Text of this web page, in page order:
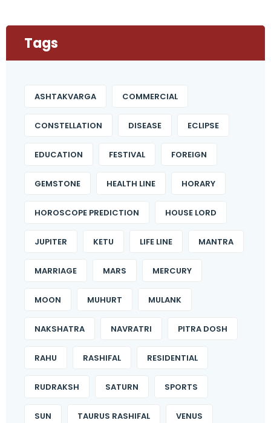
Tags
ASHTAKVARGA COMMERCIAL
CONSTELLATION DISEASE ECLIPSE
EDUCATION FESTIVAL FOREIGN
GEMSTONE HEALTH LINE HORARY
HOROSCOPE PREDICTION HOUSE LORD
JUPITER KETU LIFE LINE MANTRA
MARRIAGE MARS MERCURY
MOON MUHURT MULANK
NAKSHATRA NAVRATRI PITRA DOSH
RAHU RASHIFAL RESIDENTIAL
RUDRAKSH SATURN SPORTS
SUN TAURUS RASHIFAL VENUS